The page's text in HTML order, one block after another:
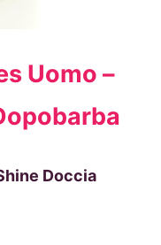
Uomo –
Doccia